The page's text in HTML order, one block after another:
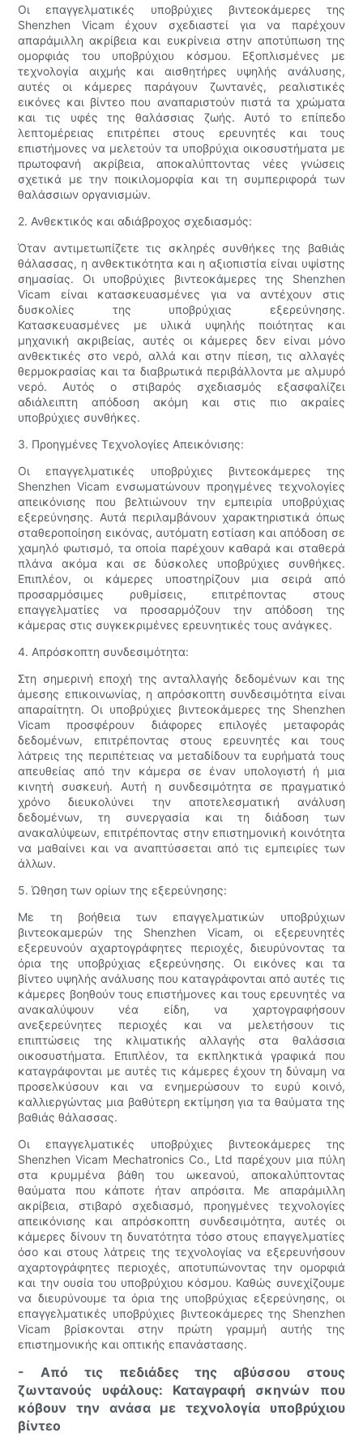
Οι επαγγελματικές υποβρύχιες βιντεοκάμερες της
Shenzhen Vicam έχουν σχεδιαστεί για να παρέχουν
απαράμιλλη ακρίβεια και ευκρίνεια στην αποτύπωση της
ομορφιάς του υποβρύχιου κόσμου. Εξοπλισμένες με
τεχνολογία αιχμής και αισθητήρες υψηλής ανάλυσης,
αυτές οι κάμερες παράγουν ζωντανές, ρεαλιστικές
εικόνες και βίντεο που αναπαριστούν πιστά τα χρώματα
και τις υφές της θαλάσσιας ζωής. Αυτό το επίπεδο
λεπτομέρειας επιτρέπει στους ερευνητές και τους
επιστήμονες να μελετούν τα υποβρύχια οικοσυστήματα με
πρωτοφανή ακρίβεια, αποκαλύπτοντας νέες γνώσεις
σχετικά με την ποικιλομορφία και τη συμπεριφορά των
θαλάσσιων οργανισμών.
2. Ανθεκτικός και αδιάβροχος σχεδιασμός:
Όταν αντιμετωπίζετε τις σκληρές συνθήκες της βαθιάς
θάλασσας, η ανθεκτικότητα και η αξιοπιστία είναι υψίστης
σημασίας. Οι υποβρύχιες βιντεοκάμερες της Shenzhen
Vicam είναι κατασκευασμένες για να αντέχουν στις
δυσκολίες της υποβρύχιας εξερεύνησης.
Κατασκευασμένες με υλικά υψηλής ποιότητας και
μηχανική ακριβείας, αυτές οι κάμερες δεν είναι μόνο
ανθεκτικές στο νερό, αλλά και στην πίεση, τις αλλαγές
θερμοκρασίας και τα διαβρωτικά περιβάλλοντα με αλμυρό
νερό. Αυτός ο στιβαρός σχεδιασμός εξασφαλίζει
αδιάλειπτη απόδοση ακόμη και στις πιο ακραίες
υποβρύχιες συνθήκες.
3. Προηγμένες Τεχνολογίες Απεικόνισης:
Οι επαγγελματικές υποβρύχιες βιντεοκάμερες της
Shenzhen Vicam ενσωματώνουν προηγμένες τεχνολογίες
απεικόνισης που βελτιώνουν την εμπειρία υποβρύχιας
εξερεύνησης. Αυτά περιλαμβάνουν χαρακτηριστικά όπως
σταθεροποίηση εικόνας, αυτόματη εστίαση και απόδοση σε
χαμηλό φωτισμό, τα οποία παρέχουν καθαρά και σταθερά
πλάνα ακόμα και σε δύσκολες υποβρύχιες συνθήκες.
Επιπλέον, οι κάμερες υποστηρίζουν μια σειρά από
προσαρμόσιμες ρυθμίσεις, επιτρέποντας στους
επαγγελματίες να προσαρμόζουν την απόδοση της
κάμερας στις συγκεκριμένες ερευνητικές τους ανάγκες.
4. Απρόσκοπτη συνδεσιμότητα:
Στη σημερινή εποχή της ανταλλαγής δεδομένων και της
άμεσης επικοινωνίας, η απρόσκοπτη συνδεσιμότητα είναι
απαραίτητη. Οι υποβρύχιες βιντεοκάμερες της Shenzhen
Vicam προσφέρουν διάφορες επιλογές μεταφοράς
δεδομένων, επιτρέποντας στους ερευνητές και τους
λάτρεις της περιπέτειας να μεταδίδουν τα ευρήματά τους
απευθείας από την κάμερα σε έναν υπολογιστή ή μια
κινητή συσκευή. Αυτή η συνδεσιμότητα σε πραγματικό
χρόνο διευκολύνει την αποτελεσματική ανάλυση
δεδομένων, τη συνεργασία και τη διάδοση των
ανακαλύψεων, επιτρέποντας στην επιστημονική κοινότητα
να μαθαίνει και να αναπτύσσεται από τις εμπειρίες των
άλλων.
5. Ώθηση των ορίων της εξερεύνησης:
Με τη βοήθεια των επαγγελματικών υποβρύχιων
βιντεοκαμερών της Shenzhen Vicam, οι εξερευνητές
εξερευνούν αχαρτογράφητες περιοχές, διευρύνοντας τα
όρια της υποβρύχιας εξερεύνησης. Οι εικόνες και τα
βίντεο υψηλής ανάλυσης που καταγράφονται από αυτές τις
κάμερες βοηθούν τους επιστήμονες και τους ερευνητές να
ανακαλύψουν νέα είδη, να χαρτογραφήσουν
ανεξερεύνητες περιοχές και να μελετήσουν τις
επιπτώσεις της κλιματικής αλλαγής στα θαλάσσια
οικοσυστήματα. Επιπλέον, τα εκπληκτικά γραφικά που
καταγράφονται με αυτές τις κάμερες έχουν τη δύναμη να
προσελκύσουν και να ενημερώσουν το ευρύ κοινό,
καλλιεργώντας μια βαθύτερη εκτίμηση για τα θαύματα της
βαθιάς θάλασσας.
Οι επαγγελματικές υποβρύχιες βιντεοκάμερες της
Shenzhen Vicam Mechatronics Co., Ltd παρέχουν μια πύλη
στα κρυμμένα βάθη του ωκεανού, αποκαλύπτοντας
θαύματα που κάποτε ήταν απρόσιτα. Με απαράμιλλη
ακρίβεια, στιβαρό σχεδιασμό, προηγμένες τεχνολογίες
απεικόνισης και απρόσκοπτη συνδεσιμότητα, αυτές οι
κάμερες δίνουν τη δυνατότητα τόσο στους επαγγελματίες
όσο και στους λάτρεις της τεχνολογίας να εξερευνήσουν
αχαρτογράφητες περιοχές, αποτυπώνοντας την ομορφιά
και την ουσία του υποβρύχιου κόσμου. Καθώς συνεχίζουμε
να διευρύνουμε τα όρια της υποβρύχιας εξερεύνησης, οι
επαγγελματικές υποβρύχιες βιντεοκάμερες της Shenzhen
Vicam βρίσκονται στην πρώτη γραμμή αυτής της
επιστημονικής και οπτικής επανάστασης.
- Από τις πεδιάδες της αβύσσου στους
ζωντανούς υφάλους: Καταγραφή σκηνών που
κόβουν την ανάσα με τεχνολογία υποβρύχιου
βίντεο